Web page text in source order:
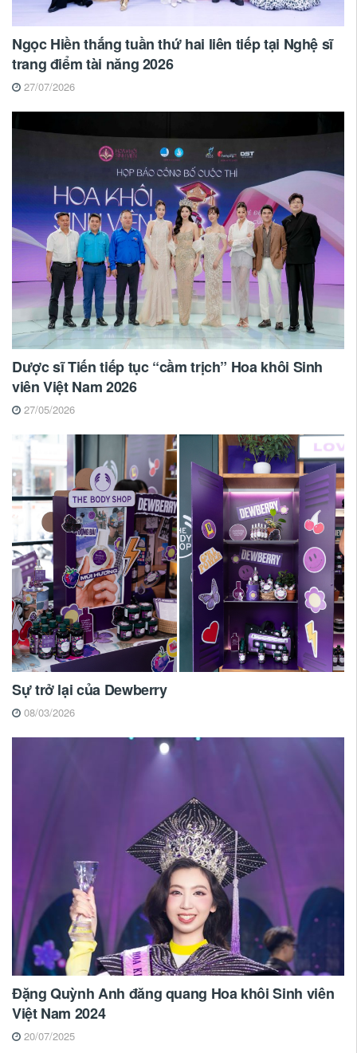
Ngọc Hiền thắng tuần thứ hai liên tiếp tại Nghệ sĩ
trang điểm tài năng 2026
27/07/2026
Dược sĩ Tiến tiếp tục “cầm trịch” Hoa khôi Sinh
viên Việt Nam 2026
27/05/2026
Sự trở lại của Dewberry
08/03/2026
Đặng Quỳnh Anh đăng quang Hoa khôi Sinh viên
Việt Nam 2024
20/07/2025